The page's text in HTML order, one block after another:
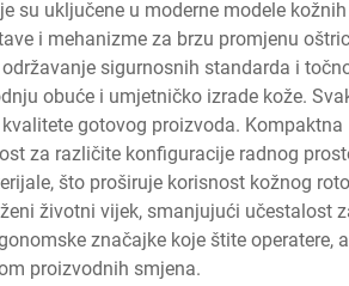
su uključene u moderne modele
i mehanizme za brzu promjenu
sigurnosnih standarda i
obuće i umjetničko izrade kože.
gotovog proizvoda.
za različite konfiguracije radnog
što proširuje korisnost kožnog
životni vijek, smanjujući učestalost
značajke koje štite
proizvodnih smjena.